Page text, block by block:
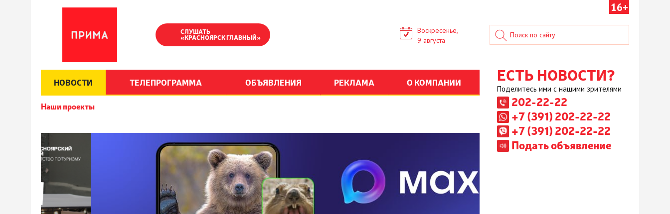
16+
СЛУШАТЬ
«КРАСНОЯРСК ГЛАВНЫЙ»
Воскресенье,
9 августа
НОВОСТИ ТЕЛЕПРОГРАММА ОБЪЯВЛЕНИЯ РЕКЛАМА О КОМПАНИИ
Наши проекты
ЕСТЬ НОВОСТИ?
Поделитесь ими с нашими зрителями
202-22-22
+7 (391) 202-22-22
+7 (391) 202-22-22
Подать объявление